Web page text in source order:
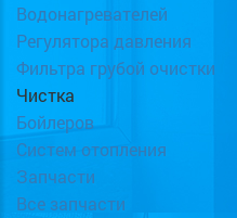
Водонагревателей
Регулятора давления
Фильтра грубой очистки
Чистка
Бойлеров
Систем отопления
Запчасти
Все запчасти